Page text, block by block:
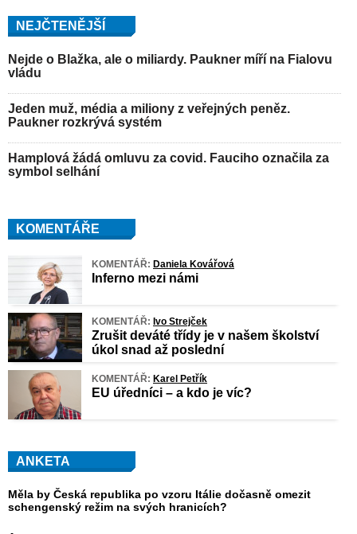
NEJČTENĚJŠÍ
Nejde o Blažka, ale o miliardy. Paukner míří na Fialovu
vládu
Jeden muž, média a miliony z veřejných peněz.
Paukner rozkrývá systém
Hamplová žádá omluvu za covid. Fauciho označila za
symbol selhání
KOMENTÁŘE
KOMENTÁŘ: Daniela Kovářová
Inferno mezi námi
KOMENTÁŘ: Ivo Strejček
Zrušit deváté třídy je v našem školství
úkol snad až poslední
KOMENTÁŘ: Karel Petřík
EU úředníci – a kdo je víc?
ANKETA
Měla by Česká republika po vzoru Itálie dočasně omezit
schengenský režim na svých hranicích?